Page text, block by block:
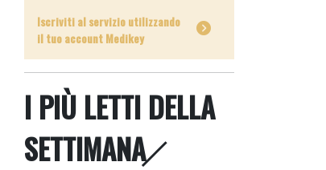
Iscriviti al servizio utilizzando
il tuo account Medikey
I PIÙ LETTI DELLA
SETTIMANA